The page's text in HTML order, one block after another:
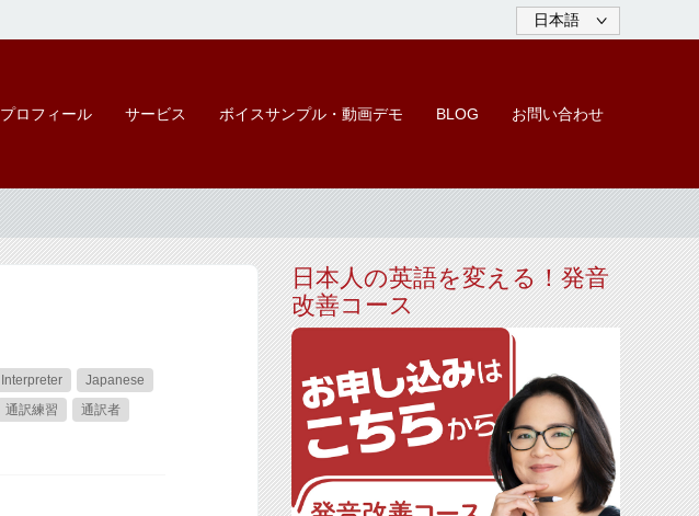
プロフィール サービス ボイスサンプル・動画デモ BLOG お問い合わせ
Interpreter
Japanese
通訳練習
通訳者
日本人の英語を変える！発音
改善コース